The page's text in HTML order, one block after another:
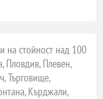
на стойност над 100
Пловдив, Плевен,
Търговище,
Кърджали,